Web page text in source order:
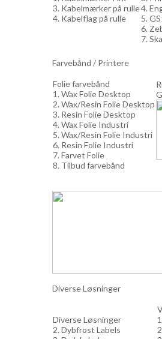
3. Kabelmærker på rulle
4. Kabelflag på rulle
4.
5.
6.
7.
Farvebånd / Printere
Folie farvebånd
1. Wax Folie Desktop
2. Wax/Resin Folie Desktop
3. Resin Folie Desktop
4. Wax Folie Industri
5. Wax/Resin Folie Industri
6. Resin Folie Industri
7. Farvet Folie
8. Tilbud farvebånd
Diverse Løsninger
Diverse Løsninger
2. Dybfrost Labels